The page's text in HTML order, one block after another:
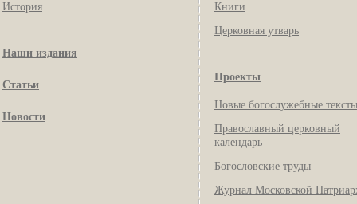
История
Наши издания
Статьи
Новости
Книги
Церковная утварь
Проекты
Новые богослужебные тексты
Православный церковный
календарь
Богословские труды
Журнал Московской